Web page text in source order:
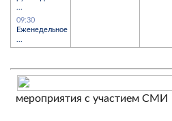
09:30
Еженедельное
мероприятия с участием СМИ